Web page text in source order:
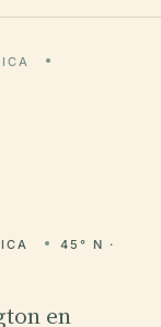
45° N ·
en